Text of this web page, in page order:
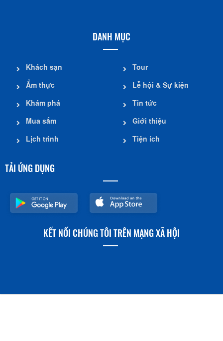
DANH MỤC
Khách sạn
Ẩm thực
Khám phá
Mua sắm
Lịch trình
Tour
Lễ hội & Sự kiện
Tin tức
Giới thiệu
Tiện ích
TẢI ỨNG DỤNG
KẾT NỐI CHÚNG TÔI TRÊN MẠNG XÃ HỘI